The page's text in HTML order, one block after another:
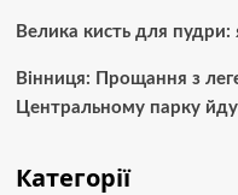
Велика кисть для
Вінниця: Прощання з
Центральному парку
Категорії